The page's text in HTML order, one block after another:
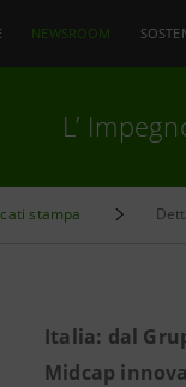
NEWSROOM
L’
stampa
Italia: dal
Midcap